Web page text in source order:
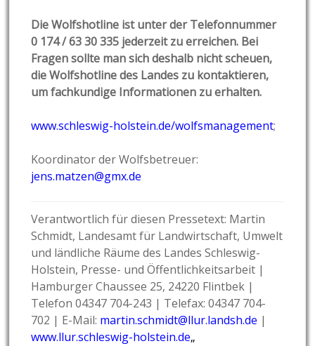
Die Wolfshotline ist unter der Telefonnummer
0 174 / 63 30 335 jederzeit zu erreichen. Bei
Fragen sollte man sich deshalb nicht scheuen,
die Wolfshotline des Landes zu kontaktieren,
um fachkundige Informationen zu erhalten.
www.schleswig-holstein.de/wolfsmanagement;
Koordinator der Wolfsbetreuer:
jens.matzen@gmx.de
Verantwortlich für diesen Pressetext: Martin
Schmidt, Landesamt für Landwirtschaft, Umwelt
und ländliche Räume des Landes Schleswig-
Holstein, Presse- und Öffentlichkeitsarbeit |
Hamburger Chaussee 25, 24220 Flintbek |
Telefon 04347 704-243 | Telefax: 04347 704-
702 | E-Mail: martin.schmidt@llur.landsh.de |
www.llur.schleswig-holstein.de„